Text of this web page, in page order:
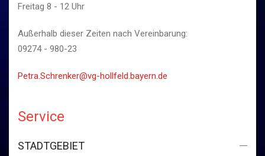
Freitag 8 - 12 Uhr
Außerhalb dieser Zeiten nach Vereinbarung:
09274 - 980-23
Petra.Schrenker@vg-hollfeld.bayern.de
Service
STADTGEBIET